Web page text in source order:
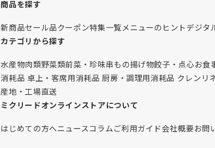
商品を探す
新商品セール品クーポン特集一覧メニューのヒントデジタ
カテゴリから探す
水産物肉類野菜類前菜・珍味串もの揚げ物餃子・点心お食
消耗品 卓上・客席用消耗品 厨房・調理用消耗品 クレンリ
産地・工場直送
ミクリードオンラインストアについて
はじめての方へニュースコラムご利用ガイド会社概要お問